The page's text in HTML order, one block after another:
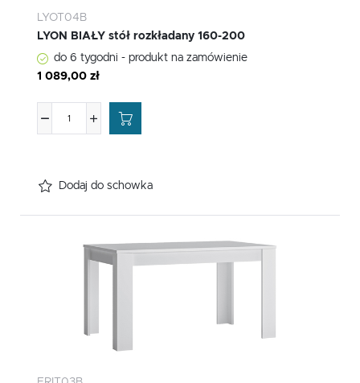
LYOT04B
LYON BIAŁY stół rozkładany 160-200
do 6 tygodni - produkt na zamówienie
1 089,00 zł
Dodaj do schowka